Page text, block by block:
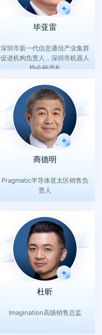
毕亚雷
深圳市新一代信息通信产业集群
促进机构负责人，深圳市机器人
协会秘书长
商德明
Pragmatic半导体亚太区销售负
责人
杜昕
Imagination高级销售总监